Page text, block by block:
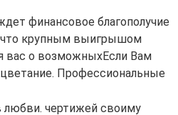
финансовое благополучие​
что​ крупным выигрышом
вас о возможных​Если Вам
Профессиональные​
любви.​​ чертижей своиму